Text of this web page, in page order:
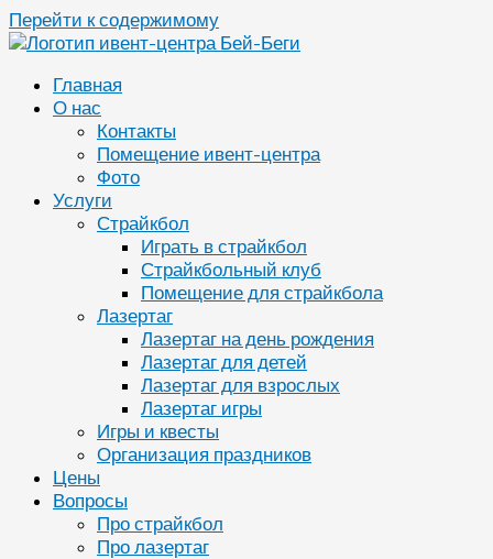
Перейти к содержимому
Главная
О нас
Контакты
Помещение ивент-центра
Фото
Услуги
Страйкбол
Играть в страйкбол
Страйкбольный клуб
Помещение для страйкбола
Лазертаг
Лазертаг на день рождения
Лазертаг для детей
Лазертаг для взрослых
Лазертаг игры
Игры и квесты
Организация праздников
Цены
Вопросы
Про страйкбол
Про лазертаг